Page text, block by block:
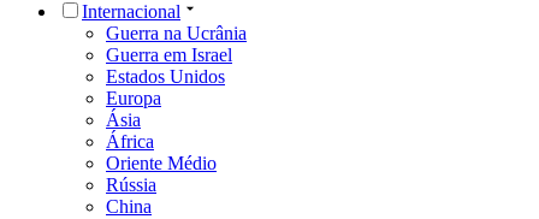
Internacional
Guerra na Ucrânia
Guerra em Israel
Estados Unidos
Europa
Ásia
África
Oriente Médio
Rússia
China